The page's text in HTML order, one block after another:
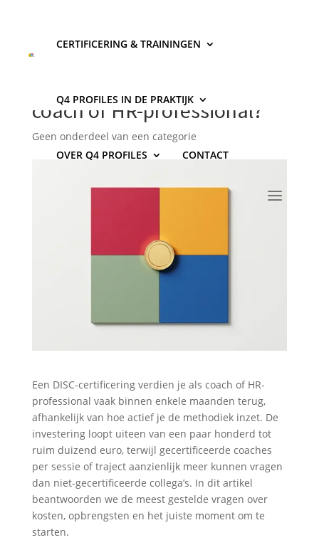
CERTIFICERING & TRAININGEN
Q4 PROFILES IN DE PRAKTIJK
OVER Q4 PROFILES CONTACT
een DISC-certificering als
coach of HR-professional?
Geen onderdeel van een categorie
Een DISC-certificering verdien je als coach of HR-
professional vaak binnen enkele maanden terug,
afhankelijk van hoe actief je de methodiek inzet. De
investering loopt uiteen van een paar honderd tot
ruim duizend euro, terwijl gecertificeerde coaches
per sessie of traject aanzienlijk meer kunnen vragen
dan niet-gecertificeerde collega’s. In dit artikel
beantwoorden we de meest gestelde vragen over
kosten, opbrengsten en het juiste moment om te
starten.